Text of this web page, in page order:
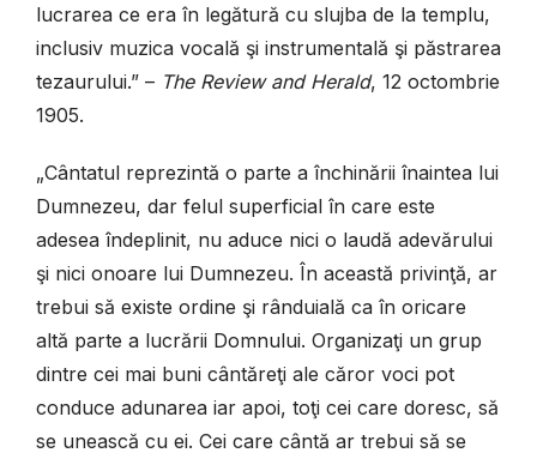
lucrarea ce era în legătură cu slujba de la templu,
inclusiv muzica vocală şi in­strumentală şi păstrarea
tezaurului.” – The Review and Herald, 12 octombrie
1905.
„Cântatul reprezintă o parte a închinării înaintea lui
Dumnezeu, dar felul superficial în care este
adesea îndeplinit, nu aduce nici o laudă adevărului
şi nici onoare lui Dumnezeu. În această privinţă, ar
trebui să existe ordine şi rânduială ca în oricare
altă parte a lucrării Domnului. Organizaţi un grup
dintre cei mai buni cântăreţi ale căror voci pot
conduce adunarea iar apoi, toţi cei care doresc, să
se unească cu ei. Cei care cântă ar trebui să se